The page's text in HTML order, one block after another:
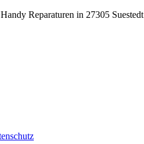
Reparaturen in 27305 Suestedt